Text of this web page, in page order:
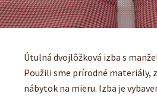
Útulná dvojlôžková izba s
Použili sme prírodné materiály,
nábytok na mieru. Izba je